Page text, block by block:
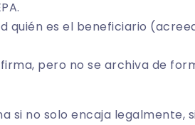
quién es el beneficiario
pero no se archiva de
si no solo encaja legalmente,